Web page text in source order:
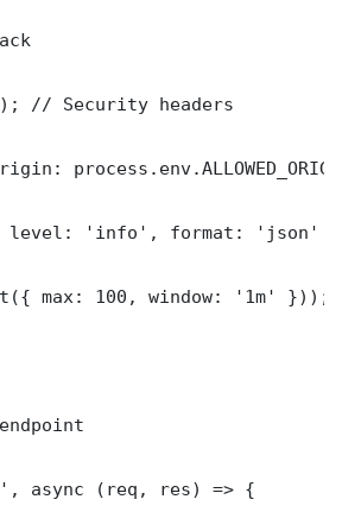
// Security headers
level: 'info', format: 'json'
max: 100, window: '1m' }));
async (req, res) => {